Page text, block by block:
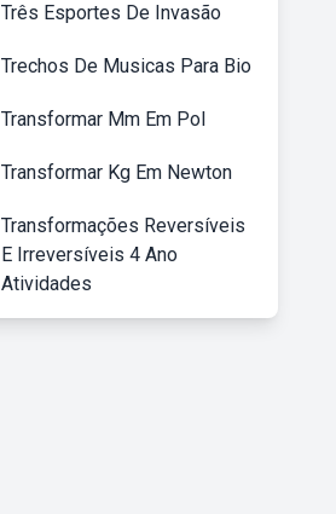
Três Esportes De Invasão
Trechos De Musicas Para Bio
Transformar Mm Em Pol
Transformar Kg Em Newton
Transformações Reversíveis
E Irreversíveis 4 Ano
Atividades